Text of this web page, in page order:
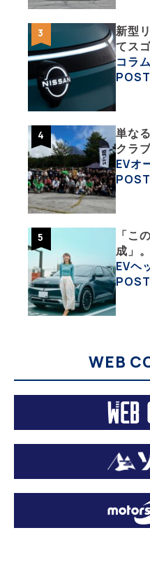
新型
てス
グレ
チェ
コラム
単な
クラ
「バ
彩な
EVオ
「こ
成」
「
ック
EVヘ
WEB